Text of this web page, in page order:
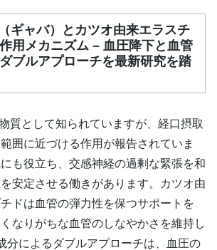
ギャバ）とカツオ由来エラスチ
用メカニズム – 血圧降下と血管
ブルアプローチを最新研究を踏
質として知られていますが、経口摂取
囲に近づける作用が報告されていま
も役立ち、交感神経の過剰な緊張を和
安定させる働きがあります。カツオ由
ドは血管の弾力性を保つサポートを
なりがちな血管のしなやかさを維持し
分によるダブルアプローチは、血圧の